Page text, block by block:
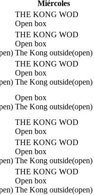
Miércoles
THE KONG WOD
Open box
THE KONG WOD
Open box
The Kong outside(open)
THE KONG WOD
Open box
The Kong outside(open)
Open box
The Kong outside(open)
THE KONG WOD
Open box
THE KONG WOD
Open box
The Kong outside(open)
THE KONG WOD
Open box
The Kong outside(open)